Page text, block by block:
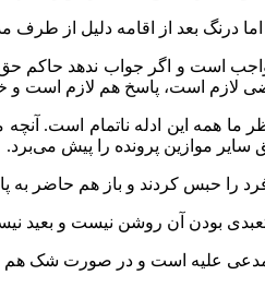
درنگ بعد از اقامه دلیل از
است و اگر جواب ندهد حاکم حق
لازم است، پاسخ هم لازم است و
ما همه این ادله ناتمام
موازین پرونده را پیش می‌برد.
را حبس کردند و باز هم حاضر
تعبدی بودن آن روشن نیست و
علیه است و در صورت شک هم